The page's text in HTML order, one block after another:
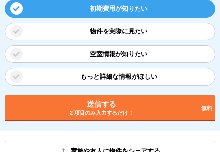
初期費用が知りたい
物件を実際に見たい
空室情報が知りたい
もっと詳細な情報がほしい
送信する
2 項目のみ入力するだけ！
無料